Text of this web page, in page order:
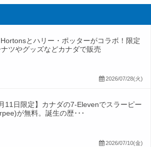
とハリー・ポッターがコラボ！限定
ナツやグッズなどカナダで販売
2026/07/28(火)
月11日限定】カナダの7-Elevenでスラーピー
が無料。誕生の歴･･･
2026/07/10(金)